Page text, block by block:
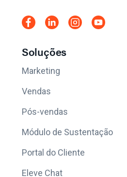
Soluções
Marketing
Vendas
Pós-vendas
Módulo de Sustentação
Portal do Cliente
Eleve Chat